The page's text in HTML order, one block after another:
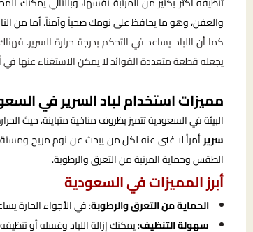
والعفن، وهو ما يحافظ على نومك صحياً وآمناً. أما من
كما أن اللباد يساعد في التحكم بدرجة حرارة السرير.
يجعله قطعة متعددة الفوائد لا يمكن الاستغناء عنها
مميزات استخدام لباد السرير في
البيئة في السعودية تتميز بظروف مناخية متباينة، حيث
سريرأمراً لا غنى عنه لكل من يبحث عن نوم مريح
الطقس وحماية المرتبة من التعرق والرطوبة.
أبرز المميزات في السعودية
الحماية من التعرق والرطوبة: في الأجواء الحارة
سهولة التنظيف: يمكنك إزالة اللباد وغسله أو